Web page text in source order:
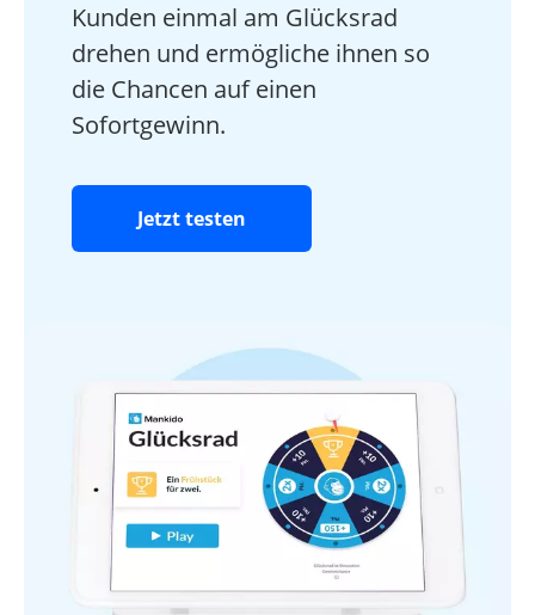
Kunden einmal am Glücksrad
drehen und ermögliche ihnen so
die Chancen auf einen
Sofortgewinn.
Jetzt testen